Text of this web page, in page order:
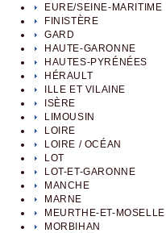
EURE/SEINE-MARITIME
FINISTÈRE
GARD
HAUTE-GARONNE
HAUTES-PYRÉNÉES
HÉRAULT
ILLE ET VILAINE
ISÈRE
LIMOUSIN
LOIRE
LOIRE / OCÉAN
LOT
LOT-ET-GARONNE
MANCHE
MARNE
MEURTHE-ET-MOSELLE
MORBIHAN